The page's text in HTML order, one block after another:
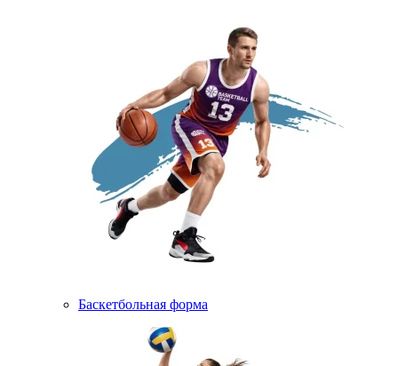
Баскетбольная форма